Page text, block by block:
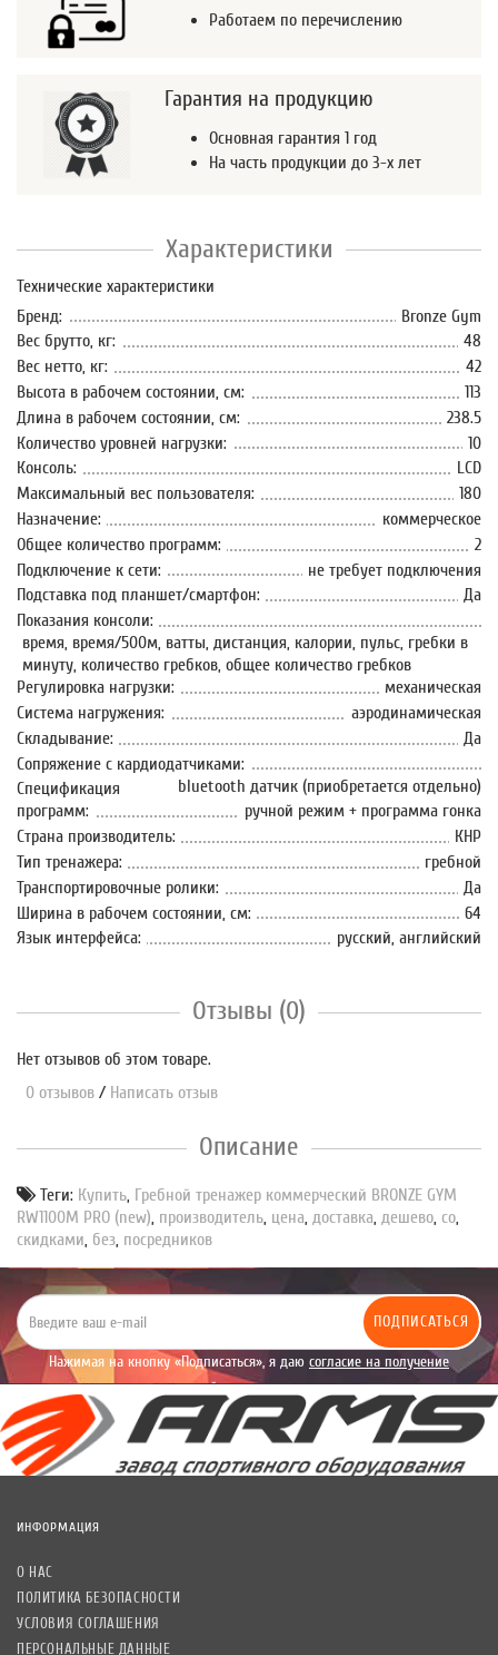
Работаем по перечислению
Гарантия на продукцию
Основная гарантия 1 год
На часть продукции до 3-х лет
Характеристики
Технические характеристики
Бренд:
Bronze Gym
Вес брутто, кг:
48
Вес нетто, кг:
42
Высота в рабочем состоянии, см:
113
Длина в рабочем состоянии, см:
238.5
Количество уровней нагрузки:
10
Консоль:
LCD
Максимальный вес пользователя:
180
Назначение:
коммерческое
Общее количество программ:
2
Подключение к сети:
не требует подключения
Подставка под планшет/смартфон:
Да
Показания консоли:
время, время/500м, ватты, дистанция, калории, пульс, гребки в
минуту, количество гребков, общее количество гребков
Регулировка нагрузки:
механическая
Система нагружения:
аэродинамическая
Складывание:
Да
Сопряжение с кардиодатчиками:
bluetooth датчик (приобретается отдельно)
Спецификация
программ:
ручной режим + программа гонка
Страна производитель:
КНР
Тип тренажера:
гребной
Транспортировочные ролики:
Да
Ширина в рабочем состоянии, см:
64
Язык интерфейса:
русский, английский
Отзывы (0)
Нет отзывов об этом товаре.
0 отзывов / Написать отзыв
Описание
Теги: Купить, Гребной тренажер коммерческий BRONZE GYM
RW1100M PRO (new), производитель, цена, доставка, дешево, со,
скидками, без, посредников
ПОДПИСАТЬСЯ
Нажимая на кнопку «Подписаться», я даю согласие на получение
уведомлений рекламного характера.
ИНФОРМАЦИЯ
О НАС
ПОЛИТИКА БЕЗОПАСНОСТИ
УСЛОВИЯ СОГЛАШЕНИЯ
ПЕРСОНАЛЬНЫЕ ДАННЫЕ